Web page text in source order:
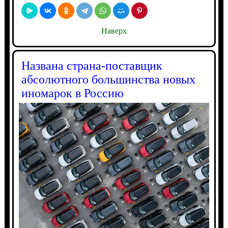
Наверх
Названа страна-поставщик
абсолютного большинства новых
иномарок в Россию